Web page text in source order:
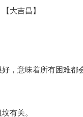
大吉昌】
，意味着所有困难都
有关。